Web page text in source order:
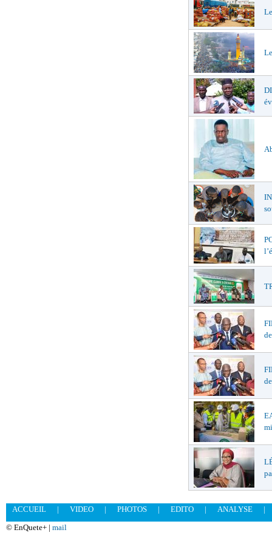
ACCUEIL | VIDEO | PHOTOS | EDITO | ANALYSE
|
© EnQuete+ | mail